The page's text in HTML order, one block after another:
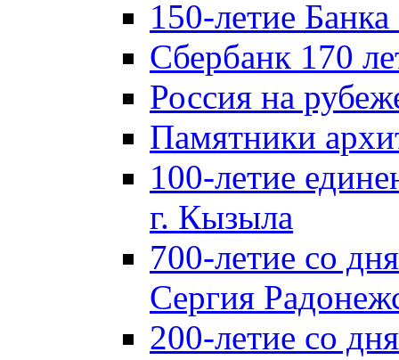
150-летие
Сбербанк 170
Россия на
Памятники
100-летие
г. Кызыла
700-летие со
Сергия
200-летие со